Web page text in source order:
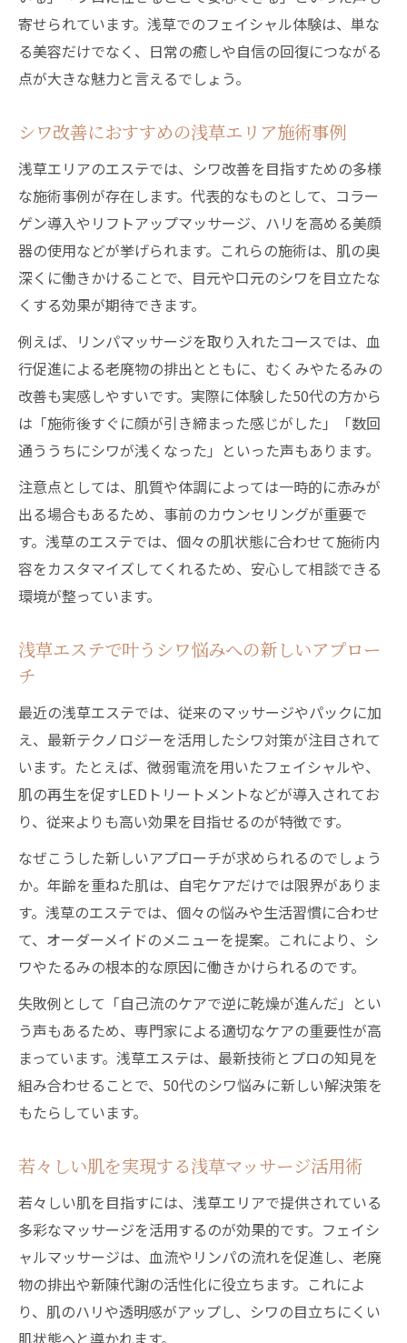
寄せられています。浅草でのフェイシャル体験は、単な
る美容だけでなく、日常の癒しや自信の回復につながる
点が大きな魅力と言えるでしょう。
シワ改善におすすめの浅草エリア施術事例
浅草エリアのエステでは、シワ改善を目指すための多様
な施術事例が存在します。代表的なものとして、コラー
ゲン導入やリフトアップマッサージ、ハリを高める美顔
器の使用などが挙げられます。これらの施術は、肌の奥
深くに働きかけることで、目元や口元のシワを目立たな
くする効果が期待できます。
例えば、リンパマッサージを取り入れたコースでは、血
行促進による老廃物の排出とともに、むくみやたるみの
改善も実感しやすいです。実際に体験した50代の方から
は「施術後すぐに顔が引き締まった感じがした」「数回
通ううちにシワが浅くなった」といった声もあります。
注意点としては、肌質や体調によっては一時的に赤みが
出る場合もあるため、事前のカウンセリングが重要で
す。浅草のエステでは、個々の肌状態に合わせて施術内
容をカスタマイズしてくれるため、安心して相談できる
環境が整っています。
浅草エステで叶うシワ悩みへの新しいアプロー
チ
最近の浅草エステでは、従来のマッサージやパックに加
え、最新テクノロジーを活用したシワ対策が注目されて
います。たとえば、微弱電流を用いたフェイシャルや、
肌の再生を促すLEDトリートメントなどが導入されてお
り、従来よりも高い効果を目指せるのが特徴です。
なぜこうした新しいアプローチが求められるのでしょう
か。年齢を重ねた肌は、自宅ケアだけでは限界がありま
す。浅草のエステでは、個々の悩みや生活習慣に合わせ
て、オーダーメイドのメニューを提案。これにより、シ
ワやたるみの根本的な原因に働きかけられるのです。
失敗例として「自己流のケアで逆に乾燥が進んだ」とい
う声もあるため、専門家による適切なケアの重要性が高
まっています。浅草エステは、最新技術とプロの知見を
組み合わせることで、50代のシワ悩みに新しい解決策を
もたらしています。
若々しい肌を実現する浅草マッサージ活用術
若々しい肌を目指すには、浅草エリアで提供されている
多彩なマッサージを活用するのが効果的です。フェイシ
ャルマッサージは、血流やリンパの流れを促進し、老廃
物の排出や新陳代謝の活性化に役立ちます。これによ
り、肌のハリや透明感がアップし、シワの目立ちにくい
肌状態へと導かれます。